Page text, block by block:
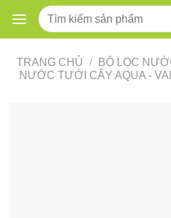
content
Tìm
kiếm:
TRANG CHỦ / BỘ LỌC
NƯỚC TƯỚI CÂY AQUA -